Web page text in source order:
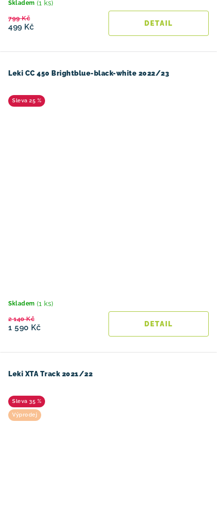
Skladem (1 ks)
499 Kč
799 Kč
Leki CC 450 Brightblue-black-white 2022/23
25 %
Skladem (1 ks)
1 590 Kč
2 140 Kč
Leki XTA Track 2021/22
35 %
Výprodej